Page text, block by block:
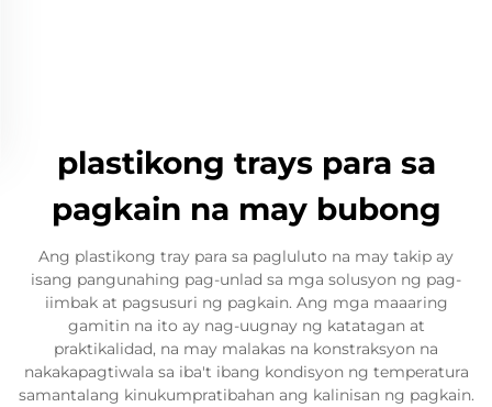
plastikong trays para sa
pagkain na may bubong
Ang plastikong tray para sa pagluluto na may takip ay
isang pangunahing pag-unlad sa mga solusyon ng pag-
iimbak at pagsusuri ng pagkain. Ang mga maaaring
gamitin na ito ay nag-uugnay ng katatagan at
praktikalidad, na may malakas na konstraksyon na
nakakapagtiwala sa iba't ibang kondisyon ng temperatura
samantalang kinukumpratibahan ang kalinisan ng pagkain.